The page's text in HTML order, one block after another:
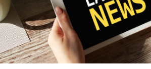
Passwort
Anmelden